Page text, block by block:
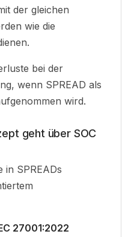
der gleichen
wie die
.
bei der
wenn SPREAD als
wird.
geht über SOC
in SPREADs
27001:2022